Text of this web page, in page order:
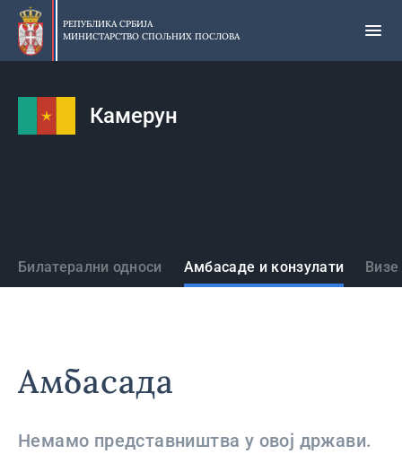
Прескочи
главни
део
РЕПУБЛИКА СРБИЈА
МИНИСТАРСТВО СПОЉНИХ ПОСЛОВА
Камерун
Државе
Билатерални односи Амбасаде и конзулати
Амбасада
Немамо представништва у овој држави.